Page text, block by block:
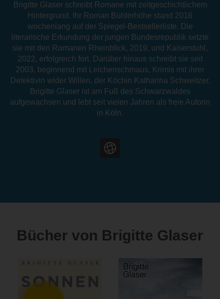
Brigitte Glaser schreibt Romane mit zeitgeschichtlichem
Hintergrund. Ihr Roman Bühlerhöhe stand 2016
wochenlang auf der Spiegel-Bestsellerliste. Die
literarische Erkundung der jungen Bundesrepublik setzte
sie mit den Romanen Rheinblick, 2019, und Kaiserstuhl,
2022, erfolgreich fort. Darüber hinaus schreibt sie seit
2003, beginnend mit Leichenschmaus, Krimis mit ihrer
Detektivin wider Willen, der Köchin Katharina Schweitzer.
Brigitte Glaser ist am Fuß des Schwarzwaldes
aufgewachsen und lebt seit vielen Jahren als freie Autorin
in Köln.
Bücher von Brigitte Glaser